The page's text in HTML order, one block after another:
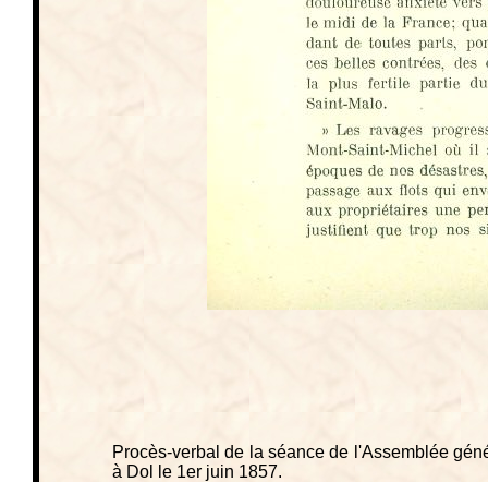
Procès-verbal de la séance de l'Assemblée
à Dol le 1er juin 1857.